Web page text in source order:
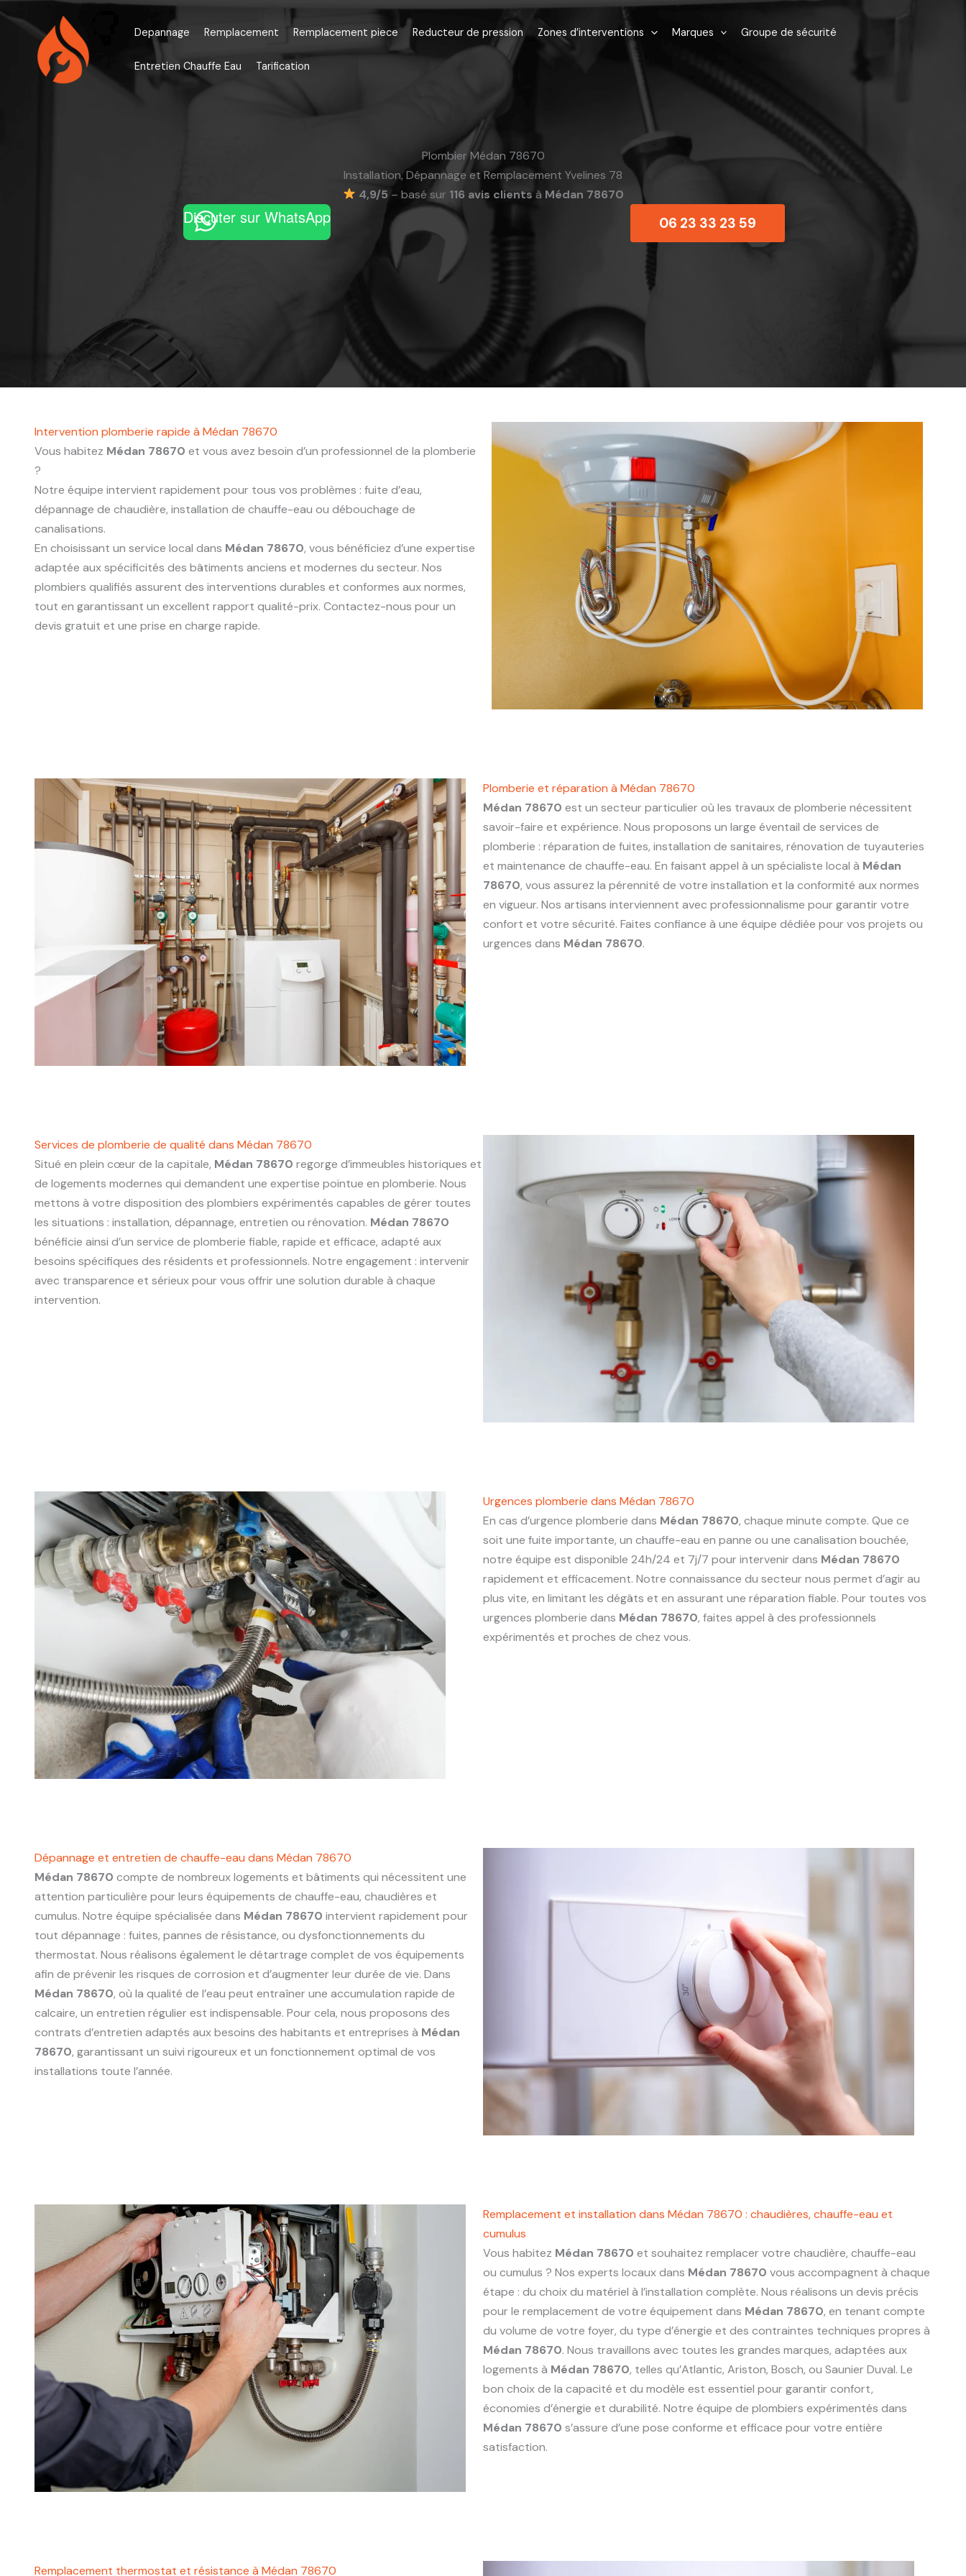
Aller
contenu
Depannage Remplacement Remplacement piece Reducteur de pression Zones d’interventions Marques Groupe de sécurité
Entretien Chauffe Eau Tarification
Plombier Médan 78670
Installation, Dépannage et Remplacement Yvelines 78
4,9/5 – basé sur 116 avis clientsà Médan 78670
Discuter sur WhatsApp 06 23 33 23 59
Intervention plomberie rapide à Médan 78670
Vous habitez Médan 78670 et vous avez besoin d’un professionnel de la plomberie
?
Notre équipe intervient rapidement pour tous vos problèmes : fuite d’eau,
dépannage de chaudière, installation de chauffe-eau ou débouchage de
canalisations.
En choisissant un service local dans Médan 78670, vous bénéficiez d’une expertise
adaptée aux spécificités des bâtiments anciens et modernes du secteur. Nos
plombiers qualifiés assurent des interventions durables et conformes aux normes,
tout en garantissant un excellent rapport qualité-prix. Contactez-nous pour un
devis gratuit et une prise en charge rapide.
Plomberie et réparation à Médan 78670
Médan 78670 est un secteur particulier où les travaux de plomberie nécessitent
savoir-faire et expérience. Nous proposons un large éventail de services de
plomberie : réparation de fuites, installation de sanitaires, rénovation de tuyauteries
et maintenance de chauffe-eau. En faisant appel à un spécialiste local à Médan
78670, vous assurez la pérennité de votre installation et la conformité aux normes
en vigueur. Nos artisans interviennent avec professionnalisme pour garantir votre
confort et votre sécurité. Faites confiance à une équipe dédiée pour vos projets ou
urgences dans Médan 78670.
Services de plomberie de qualité dans Médan 78670
Situé en plein cœur de la capitale, Médan 78670 regorge d’immeubles historiques et
de logements modernes qui demandent une expertise pointue en plomberie. Nous
mettons à votre disposition des plombiers expérimentés capables de gérer toutes
les situations : installation, dépannage, entretien ou rénovation. Médan 78670
bénéficie ainsi d’un service de plomberie fiable, rapide et efficace, adapté aux
besoins spécifiques des résidents et professionnels. Notre engagement : intervenir
avec transparence et sérieux pour vous offrir une solution durable à chaque
intervention.
Urgences plomberie dans Médan 78670
En cas d’urgence plomberie dans Médan 78670, chaque minute compte. Que ce
soit une fuite importante, un chauffe-eau en panne ou une canalisation bouchée,
notre équipe est disponible 24h/24 et 7j/7 pour intervenir dans Médan 78670
rapidement et efficacement. Notre connaissance du secteur nous permet d’agir au
plus vite, en limitant les dégâts et en assurant une réparation fiable. Pour toutes vos
urgences plomberie dans Médan 78670, faites appel à des professionnels
expérimentés et proches de chez vous.
Dépannage et entretien de chauffe-eau dans Médan 78670
Médan 78670 compte de nombreux logements et bâtiments qui nécessitent une
attention particulière pour leurs équipements de chauffe-eau, chaudières et
cumulus. Notre équipe spécialisée dans Médan 78670 intervient rapidement pour
tout dépannage : fuites, pannes de résistance, ou dysfonctionnements du
thermostat. Nous réalisons également le détartrage complet de vos équipements
afin de prévenir les risques de corrosion et d’augmenter leur durée de vie. Dans
Médan 78670, où la qualité de l’eau peut entraîner une accumulation rapide de
calcaire, un entretien régulier est indispensable. Pour cela, nous proposons des
contrats d’entretien adaptés aux besoins des habitants et entreprises à Médan
78670, garantissant un suivi rigoureux et un fonctionnement optimal de vos
installations toute l’année.
Remplacement et installation dans Médan 78670 : chaudières, chauffe-eau et
cumulus
Vous habitez Médan 78670 et souhaitez remplacer votre chaudière, chauffe-eau
ou cumulus ? Nos experts locaux dans Médan 78670 vous accompagnent à chaque
étape : du choix du matériel à l’installation complète. Nous réalisons un devis précis
pour le remplacement de votre équipement dans Médan 78670, en tenant compte
du volume de votre foyer, du type d’énergie et des contraintes techniques propres à
Médan 78670. Nous travaillons avec toutes les grandes marques, adaptées aux
logements à Médan 78670, telles qu’Atlantic, Ariston, Bosch, ou Saunier Duval. Le
bon choix de la capacité et du modèle est essentiel pour garantir confort,
économies d’énergie et durabilité. Notre équipe de plombiers expérimentés dans
Médan 78670 s’assure d’une pose conforme et efficace pour votre entière
satisfaction.
Remplacement thermostat et résistance à Médan 78670